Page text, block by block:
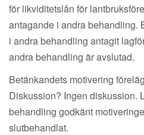
för likviditetslån för
antagande i andra behandling.
i andra behandling antagit
andra behandling är avslutad.
Betänkandets motivering
Diskussion? Ingen diskussion.
behandling godkänt
slutbehandlat.